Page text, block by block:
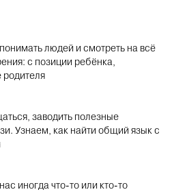
людей и смотреть на всё
с позиции ребёнка,
родителя
заводить полезные
Узнаем, как найти общий язык с
иногда что-то или кто-то